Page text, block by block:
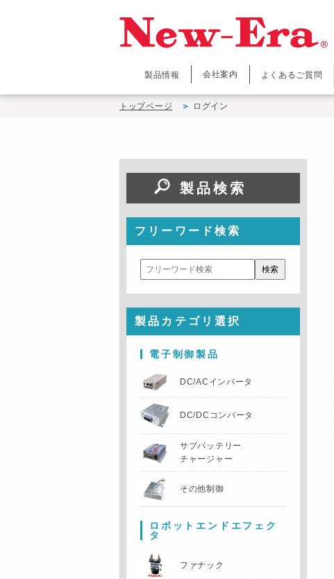
製品情報 会社案内 よくあるご質問
トップページ ログイン
製品検索
フリーワード検索
製品カテゴリ選択
電子制御製品
DC/ACインバータ
DC/DCコンバータ
サブバッテリー
チャージャー
その他制御
ロボットエンドエフェク
タ
ファナック